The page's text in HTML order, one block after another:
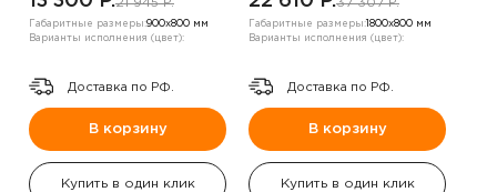
21 945 P.
Габаритные размеры:900х800 мм
Варианты исполнения (цвет):
Доставка по РФ.
В корзину
Купить в один клик
37 307 P.
Габаритные размеры: 1800х800 мм
Варианты исполнения (цвет):
Доставка по РФ.
В корзину
Купить в один клик